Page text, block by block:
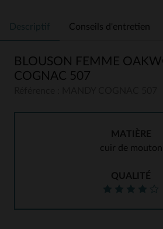
Descriptif Conseils d'entretien
BLOUSON FEMME
COGNAC 507
MATIÈRE
cuir de mouton
QUALITÉ